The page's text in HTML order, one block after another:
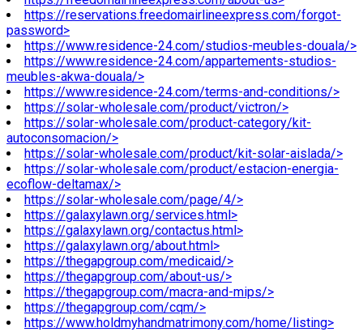
https://reservations.freedomairlineexpress.com/forgot-
password>
https://www.residence-24.com/studios-meubles-douala/>
https://www.residence-24.com/appartements-studios-
meubles-akwa-douala/>
https://www.residence-24.com/terms-and-conditions/>
https://solar-wholesale.com/product/victron/>
https://solar-wholesale.com/product-category/kit-
autoconsomacion/>
https://solar-wholesale.com/product/kit-solar-aislada/>
https://solar-wholesale.com/product/estacion-energia-
ecoflow-deltamax/>
https://solar-wholesale.com/page/4/>
https://galaxylawn.org/services.html>
https://galaxylawn.org/contactus.html>
https://galaxylawn.org/about.html>
https://thegapgroup.com/medicaid/>
https://thegapgroup.com/about-us/>
https://thegapgroup.com/macra-and-mips/>
https://thegapgroup.com/cqm/>
https://www.holdmyhandmatrimony.com/home/listing>